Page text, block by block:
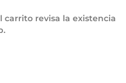
revisa la existencia